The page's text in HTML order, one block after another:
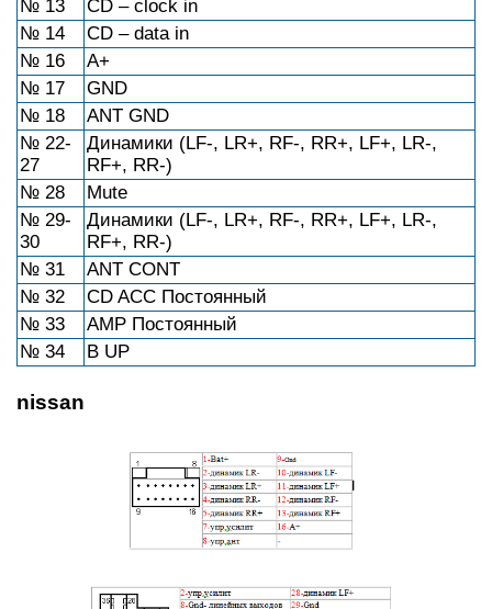
№ 13
CD – clock in
№ 14
CD – data in
№ 16
A+
№ 17
GND
№ 18
ANT GND
№ 22-
27
Динамики (LF-, LR+, RF-, RR+, LF+, LR-,
RF+, RR-)
№ 28
Mute
№ 29-
30
Динамики (LF-, LR+, RF-, RR+, LF+, LR-,
RF+, RR-)
№ 31
ANT CONT
№ 32
CD ACC Постоянный
№ 33
AMP Постоянный
№ 34
B UP
nissan